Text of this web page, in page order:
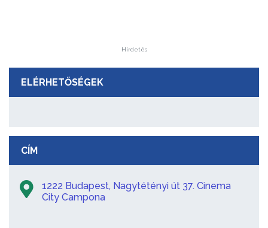
Hirdetés
ELÉRHETŐSÉGEK
CÍM
1222 Budapest, Nagytétényi út 37. Cinema
City Campona